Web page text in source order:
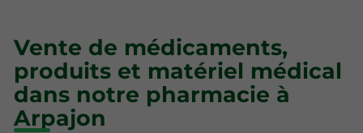
Vente de médicaments,
produits et matériel médical
dans notre pharmacie à
Arpajon